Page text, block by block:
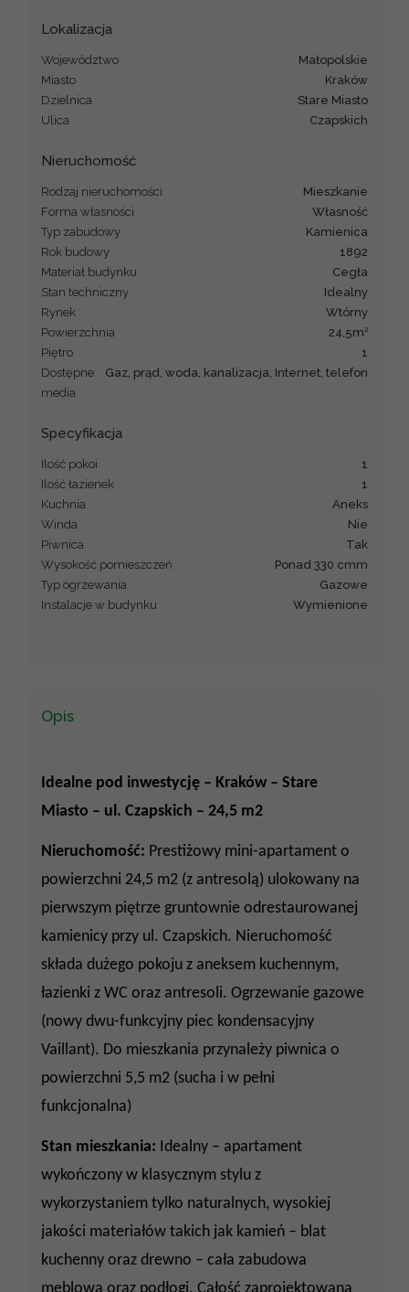
Lokalizacja
Województwo
małopolskie
Miasto
Kraków
Dzielnica
Stare Miasto
Ulica
Czapskich
Nieruchomość
Rodzaj nieruchomości
mieszkanie
Forma własności
Własność
Typ zabudowy
kamienica
Rok budowy
1892
Materiał budynku
cegła
Stan techniczny
Idealny
Rynek
Wtórny
Powierzchnia
24,5m 2
Piętro
1
Dostępne
media
Gaz, prąd, woda, kanalizacja, Internet, telefon
Specyfikacja
Ilość pokoi
1
Ilość łazienek
1
Kuchnia
Aneks
Winda
Nie
Piwnica
Tak
Wysokość pomieszczeń
Ponad 330 cmm
Typ ogrzewania
Gazowe
Instalacje w budynku
Wymienione
Opis
Idealne pod inwestycję – Kraków – Stare
Miasto – ul. Czapskich – 24,5 m2
Nieruchomość: Prestiżowy mini-apartament o
powierzchni 24,5 m2 (z antresolą) ulokowany na
pierwszym piętrze gruntownie odrestaurowanej
kamienicy przy ul. Czapskich. Nieruchomość
składa dużego pokoju z aneksem kuchennym,
łazienki z WC oraz antresoli. Ogrzewanie gazowe
(nowy dwu-funkcyjny piec kondensacyjny
Vaillant). Do mieszkania przynależy piwnica o
powierzchni 5,5 m2 (sucha i w pełni
funkcjonalna)
Stan mieszkania: Idealny – apartament
wykończony w klasycznym stylu z
wykorzystaniem tylko naturalnych, wysokiej
jakości materiałów takich jak kamień – blat
kuchenny oraz drewno – cała zabudowa